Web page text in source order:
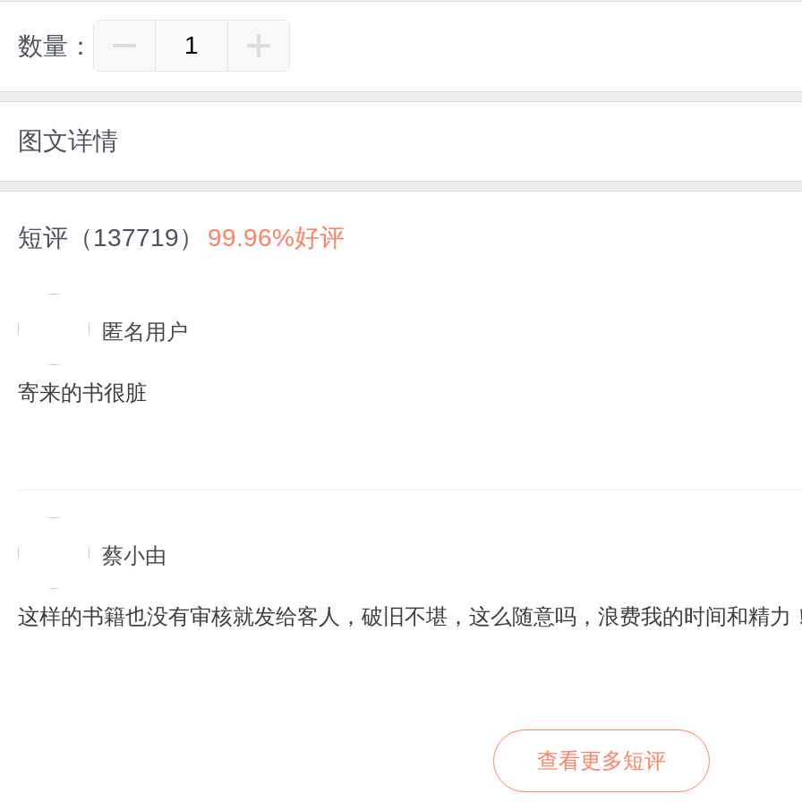
数量：
图文详情
短评（137719） 99.96%好评
匿名用户
寄来的书很脏
蔡小由
这样的书籍也没有审核就发给客人，破旧不堪，这么随意吗，浪费我的时间和精力
查看更多短评